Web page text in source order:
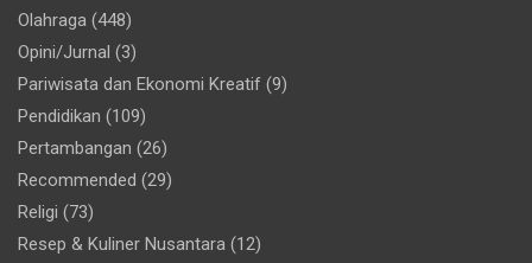
Olahraga (448)
Opini/Jurnal (3)
Pariwisata dan Ekonomi Kreatif (9)
Pendidikan (109)
Pertambangan (26)
Recommended (29)
Religi (73)
Resep & Kuliner Nusantara (12)